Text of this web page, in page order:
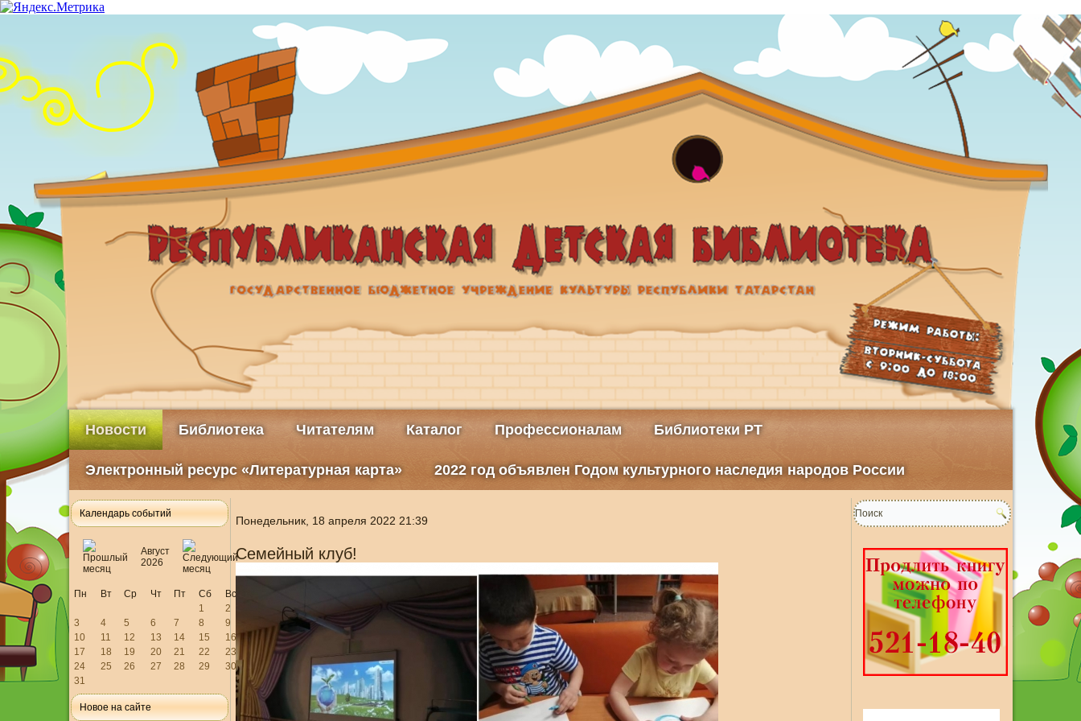
Новости Библиотека Читателям Каталог Профессионалам Библиотеки РТ
Электронный ресурс «Литературная карта» 2022 год объявлен Годом культурного наследия народов России
Календарь событий
Август
2026
Пн Вт Ср Чт Пт Сб
Вс
1
2
3
4 5 6 7 8
9
10
11 12 13 14 15
16
17
18 19 20 21 22
23
24
25 26 27 28 29
30
31
Новое на сайте
Понедельник, 18 апреля 2022 21:39
Семейный клуб!